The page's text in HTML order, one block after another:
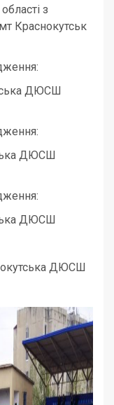
з
Краснокутськ
ДЮСШ
ДЮСШ
ДЮСШ
ДЮСШ